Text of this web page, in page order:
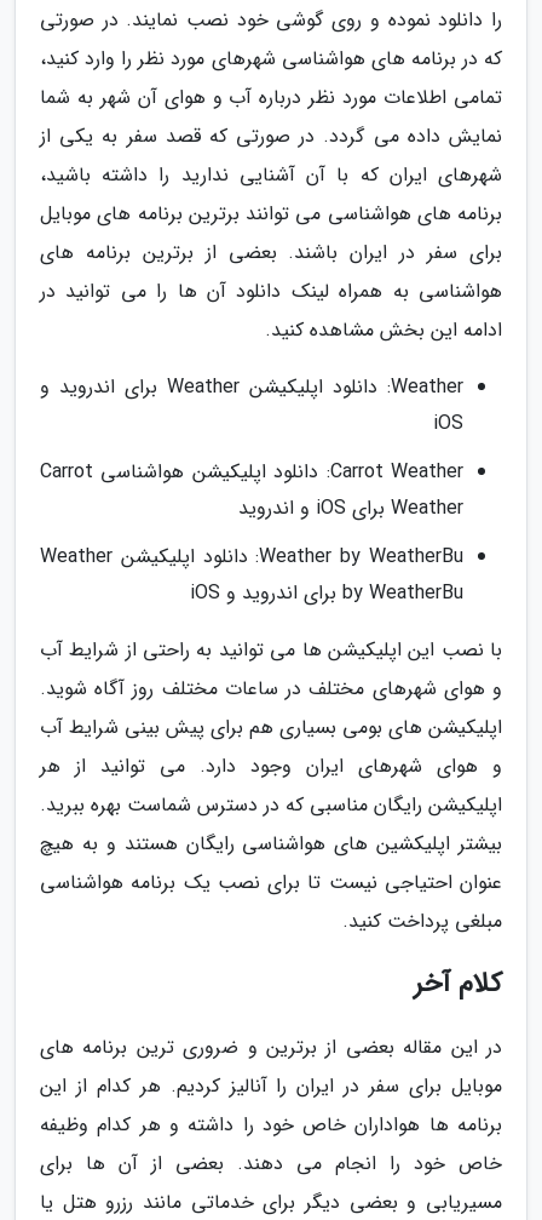
را دانلود نموده و روی گوشی خود نصب نمایند. در صورتی
که در برنامه های هواشناسی شهرهای مورد نظر را وارد کنید،
تمامی اطلاعات مورد نظر درباره آب و هوای آن شهر به شما
نمایش داده می گردد. در صورتی که قصد سفر به یکی از
شهرهای ایران که با آن آشنایی ندارید را داشته باشید،
برنامه های هواشناسی می توانند برترین برنامه های موبایل
برای سفر در ایران باشند. بعضی از برترین برنامه های
هواشناسی به همراه لینک دانلود آن ها را می توانید در
ادامه این بخش مشاهده کنید.
Weather: دانلود اپلیکیشن Weather برای اندروید و
iOS
Carrot Weather: دانلود اپلیکیشن هواشناسی Carrot
Weather برای iOS و اندروید
Weather by WeatherBu: دانلود اپلیکیشن Weather
by WeatherBu برای اندروید و iOS
با نصب این اپلیکیشن ها می توانید به راحتی از شرایط آب
و هوای شهرهای مختلف در ساعات مختلف روز آگاه شوید.
اپلیکیشن های بومی بسیاری هم برای پیش بینی شرایط آب
و هوای شهرهای ایران وجود دارد. می توانید از هر
اپلیکیشن رایگان مناسبی که در دسترس شماست بهره ببرید.
بیشتر اپلیکشین های هواشناسی رایگان هستند و به هیچ
عنوان احتیاجی نیست تا برای نصب یک برنامه هواشناسی
مبلغی پرداخت کنید.
کلام آخر
در این مقاله بعضی از برترین و ضروری ترین برنامه های
موبایل برای سفر در ایران را آنالیز کردیم. هر کدام از این
برنامه ها هواداران خاص خود را داشته و هر کدام وظیفه
خاص خود را انجام می دهند. بعضی از آن ها برای
مسیریابی و بعضی دیگر برای خدماتی مانند رزرو هتل یا